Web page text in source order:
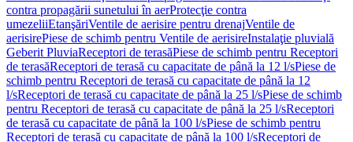
contra propagării sunetului în aerProtecţie contra
umezeliiEtanşăriVentile de aerisire pentru drenajVentile de
aerisirePiese de schimb pentru Ventile de aerisireInstalaţie pluvială
Geberit PluviaReceptori de terasăPiese de schimb pentru Receptori
de terasăReceptori de terasă cu capacitate de până la 12 l/sPiese de
schimb pentru Receptori de terasă cu capacitate de până la 12
l/sReceptori de terasă cu capacitate de până la 25 l/sPiese de schimb
pentru Receptori de terasă cu capacitate de până la 25 l/sReceptori
de terasă cu capacitate de până la 100 l/sPiese de schimb pentru
Receptori de terasă cu capacitate de până la 100 l/sReceptori de